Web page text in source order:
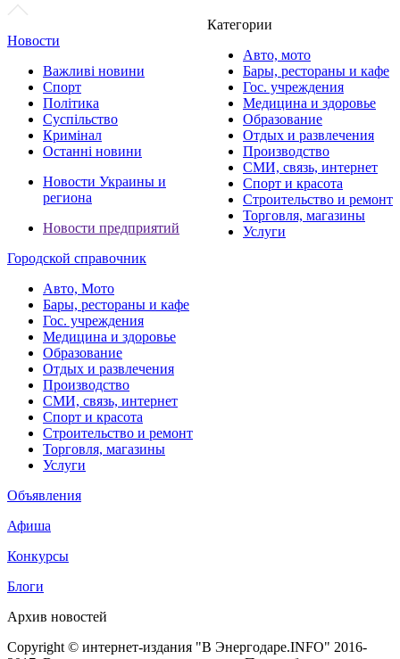
Категории
Авто, мото
Бары, рестораны и кафе
Гос. учреждения
Медицина и здоровье
Образование
Отдых и развлечения
Производство
СМИ, связь, интернет
Спорт и красота
Строительство и ремонт
Торговля, магазины
Услуги
Новости
Важливі новини
Спорт
Політика
Суспільство
Кримінал
Останні новини
Новости Украины и
региона
Новости предприятий
Городской справочник
Авто, Мото
Бары, рестораны и кафе
Гос. учреждения
Медицина и здоровье
Образование
Отдых и развлечения
Производство
СМИ, связь, интернет
Спорт и красота
Строительство и ремонт
Торговля, магазины
Услуги
Объявления
Афиша
Конкурсы
Блоги
Архив новостей
Copyright © интернет-издания "В Энергодаре.INFO" 2016-